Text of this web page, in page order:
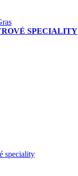
SPECIALITY
speciality